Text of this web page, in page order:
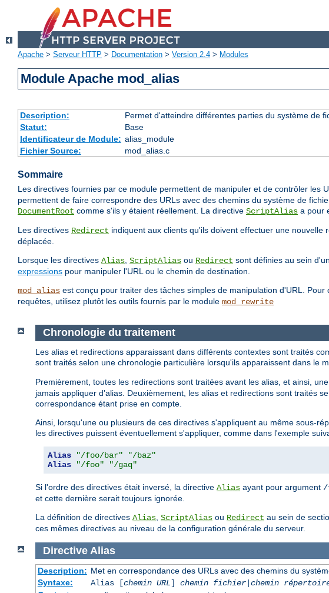
Apache > Serveur HTTP > Documentation > Version 2.4 > Modules
Module Apache mod_alias
Description:
Permet d'atteindre différentes parties du système de
Statut:
Base
Identificateur de Module: alias_module
Fichier Source:
mod_alias.c
Sommaire
Les directives fournies par ce module permettent de manipuler et de contrôler les
permettent de faire correspondre des URLs avec des chemins du système de
DocumentRoot comme s'ils y étaient réellement. La directive ScriptAlias a pour
Les directives Redirect indiquent aux clients qu'ils doivent effectuer une
déplacée.
Lorsque les directives Alias, ScriptAlias ou Redirect sont définies au sein
expressions pour manipuler l'URL ou le chemin de destination.
mod_alias est conçu pour traiter des tâches simples de manipulation d'URL.
requêtes, utilisez plutôt les outils fournis par le module mod_rewrite
Chronologie du traitement
Les alias et redirections apparaissant dans différents contextes sont traités
sont traités selon une chronologie particulière lorsqu'ils apparaissent dans le
Premièrement, toutes les redirections sont traitées avant les alias, et ainsi,
jamais appliquer d'alias. Deuxièmement, les alias et redirections sont traités
correspondance étant prise en compte.
Ainsi, lorsqu'une ou plusieurs de ces directives s'appliquent au même sous-
les directives puissent éventuellement s'appliquer, comme dans l'exemple
Alias "/foo/bar"
"/baz"
Alias
"/foo" "/gaq"
Si l'ordre des directives était inversé, la directive Alias ayant pour argument /
et cette dernière serait toujours ignorée.
La définition de directives Alias ScriptAlias ou Redirect au sein de
ces mêmes directives au niveau de la configuration générale du serveur.
Directive Alias
Description: Met en correspondance des URLs avec des chemins du
Syntaxe:
Alias [chemin URL] chemin fichier| chemin